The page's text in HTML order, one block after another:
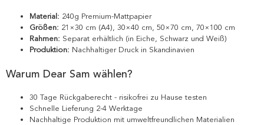
Material: 240g Premium-Mattpapier
Größen: 21×30 cm (A4), 30×40 cm, 50×70 cm, 70×100 cm
Rahmen: Separat erhältlich (in Eiche, Schwarz und Weiß)
Produktion: Nachhaltiger Druck in Skandinavien
Warum Dear Sam wählen?
30 Tage Rückgaberecht - risikofrei zu Hause testen
Schnelle Lieferung 2-4 Werktage
Nachhaltige Produktion mit umweltfreundlichen Materialien